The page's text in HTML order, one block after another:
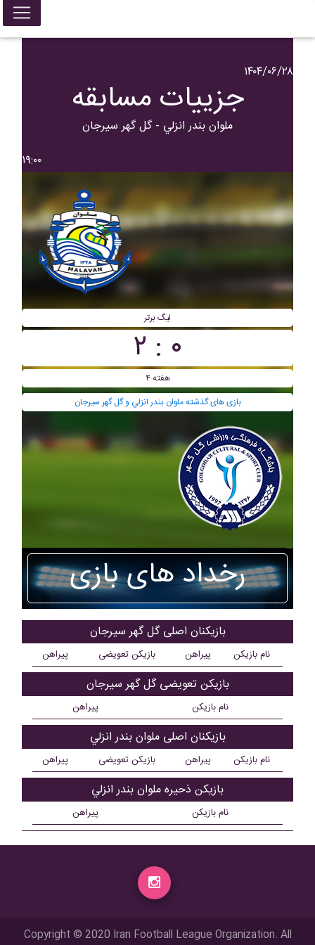
۱۴۰۴/۰۶/۲۸
جزییات مسابقه
ملوان بندر انزلي - گل گهر سیرجان
۱۹:۰۰
لیگ برتر
۰ : ۲
هفته ۴
بازی های گذشته ملوان بندر انزلي و گل گهر سیرجان
رخداد های بازی
بازیکنان اصلی گل گهر سیرجان
نام بازیکن پیراهن بازیکن تعویضی پیراهن
بازیکن تعویضی گل گهر سیرجان
نام بازیکن پیراهن
بازیکنان اصلی ملوان بندر انزلي
نام بازیکن پیراهن بازیکن تعویضی پیراهن
بازیکن ذحیره ملوان بندر انزلي
نام بازیکن پیراهن
Copyright © 2020 Iran Football League Organization. All